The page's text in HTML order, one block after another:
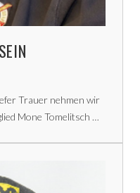
Trauer nehmen wir
Mone Tomelitsch …